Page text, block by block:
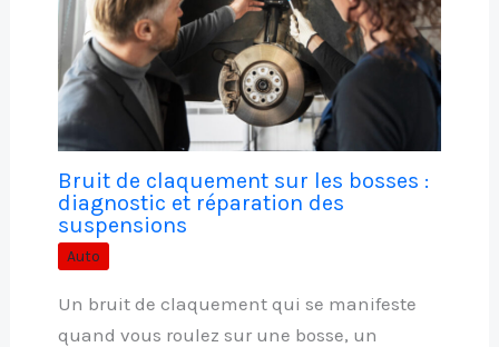
Bruit de claquement sur les bosses :
diagnostic et réparation des
suspensions
Auto
Un bruit de claquement qui se manifeste
quand vous roulez sur une bosse, un